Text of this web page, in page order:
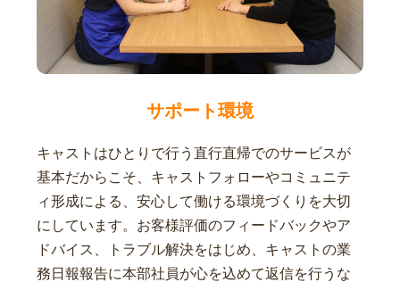
サポート環境
キャストはひとりで行う直行直帰でのサービスが
基本だからこそ、キャストフォローやコミュニテ
ィ形成による、安心して働ける環境づくりを大切
にしています。お客様評価のフィードバックやア
ドバイス、トラブル解決をはじめ、キャストの業
務日報報告に本部社員が心を込めて返信を行うな